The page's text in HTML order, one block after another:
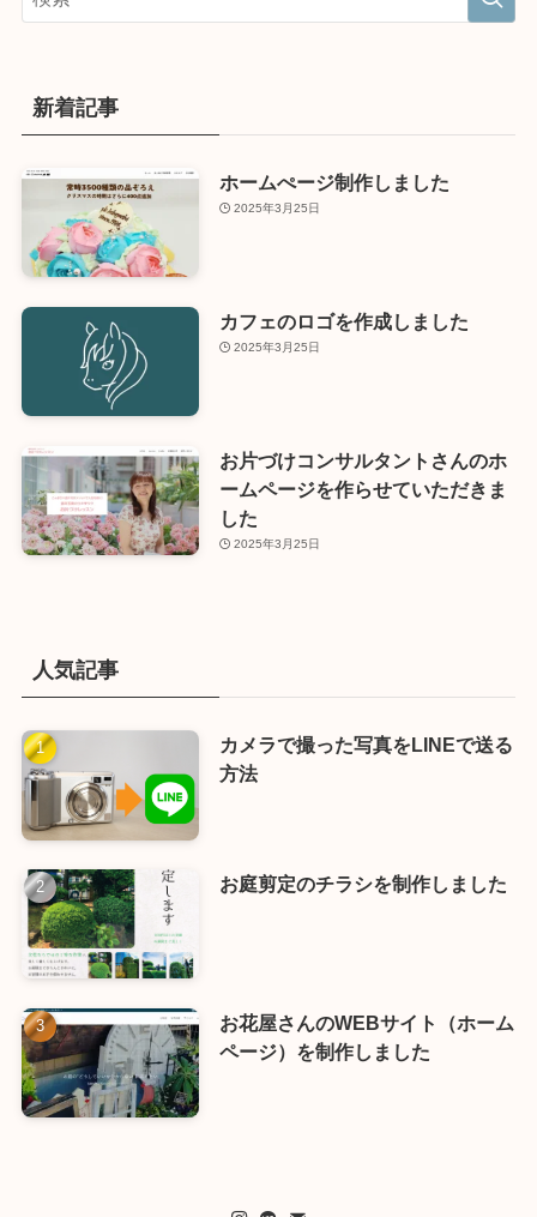
新着記事
ホームぺージ制作しました
2025年3月25日
カフェのロゴを作成しました
2025年3月25日
お片づけコンサルタントさんのホ
ームページを作らせていただきま
した
2025年3月25日
人気記事
カメラで撮った写真をLINEで送る
方法
お庭剪定のチラシを制作しました
お花屋さんのWEBサイト（ホーム
ページ）を制作しました